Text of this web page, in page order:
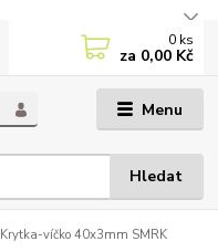
Menu
Hledat
0 ks
za 0,00 Kč
Krytka-víčko 40x3mm SMRK